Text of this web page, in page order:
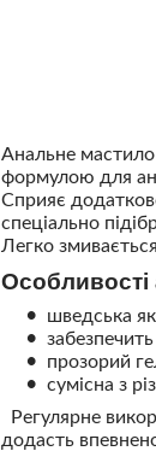
Анальне
формулою для
Сприяє
спеціально
Легко
шведська
прозорий
сумісна з
Регулярне
додасть